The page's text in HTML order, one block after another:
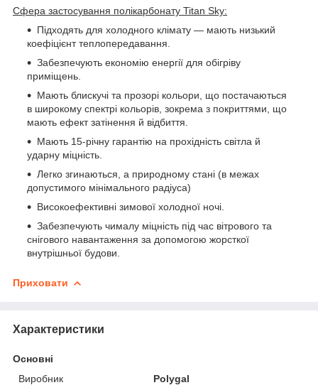
Сфера застосування полікарбонату Titan Sky:
Підходять для холодного клімату — мають низький
коефіцієнт теплопередавання.
Забезпечують економію енергії для обігріву
приміщень.
Мають блискучі та прозорі кольори, що постачаються
в широкому спектрі кольорів, зокрема з покриттями, що
мають ефект затінення й відбиття.
Мають 15-річну гарантію на прохідність світла й
ударну міцність.
Легко згинаються, а природному стані (в межах
допустимого мінімального радіуса)
Високоефективні зимової холодної ночі.
Забезпечують чималу міцність під час вітрового та
снігового навантаження за допомогою жорсткої
внутрішньої будови.
Приховати
Характеристики
Основні
Виробник
Polygal